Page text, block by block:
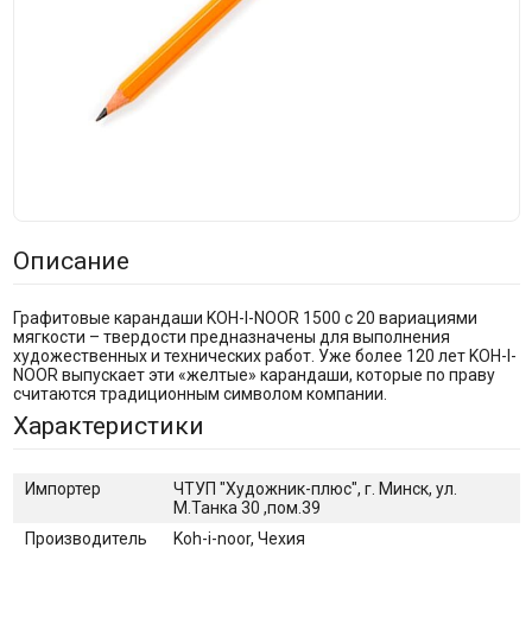
Описание
Графитовые карандаши KOH-I-NOOR 1500 с 20 вариациями
мягкости – твердости предназначены для выполнения
художественных и технических работ. Уже более 120 лет KOH-I-
NOOR выпускает эти «желтые» карандаши, которые по праву
считаются традиционным символом компании.
Характеристики
Импортер
ЧТУП "Художник-плюс", г. Минск, ул.
М.Танка 30 ,пом.39
Производитель
Koh-i-noor, Чехия